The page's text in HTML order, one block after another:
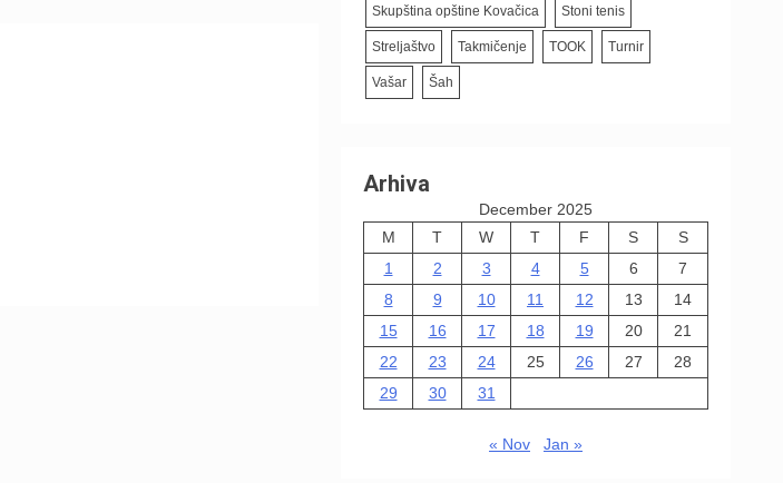
Skupština opštine Kovačica Stoni tenis
Streljaštvo Takmičenje TOOK Turnir
Vašar Šah
Arhiva
December 2025
M
T W T F S
S
1
2 3 4 5 6
7
8
9 10 11 12 13
14
15
16 17 18 19 20
21
22
23 24 25 26 27
28
29
30 31
« Nov Jan »